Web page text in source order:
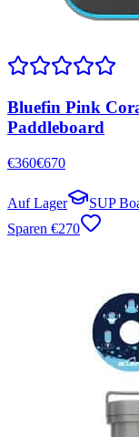
Bluefin Pink
Paddleboard
€360€670
Auf Lager
SUP
Sparen €270